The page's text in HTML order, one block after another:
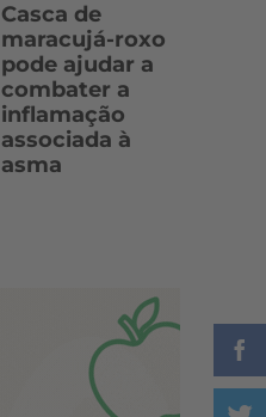
Casca de
maracujá-roxo
pode ajudar a
combater a
inflamação
associada à
asma